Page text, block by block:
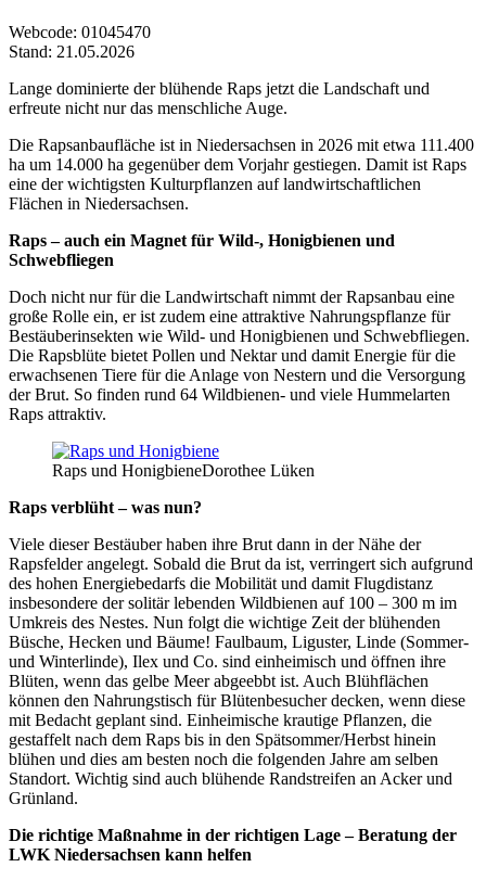
Webcode: 01045470
Stand: 21.05.2026
Lange dominierte der blühende Raps jetzt die Landschaft und
erfreute nicht nur das menschliche Auge.
Die Rapsanbaufläche ist in Niedersachsen in 2026 mit etwa 111.400
ha um 14.000 ha gegenüber dem Vorjahr gestiegen. Damit ist Raps
eine der wichtigsten Kulturpflanzen auf landwirtschaftlichen
Flächen in Niedersachsen.
Raps – auch ein Magnet für Wild-, Honigbienen und
Schwebfliegen
Doch nicht nur für die Landwirtschaft nimmt der Rapsanbau eine
große Rolle ein, er ist zudem eine attraktive Nahrungspflanze für
Bestäuberinsekten wie Wild- und Honigbienen und Schwebfliegen.
Die Rapsblüte bietet Pollen und Nektar und damit Energie für die
erwachsenen Tiere für die Anlage von Nestern und die Versorgung
der Brut. So finden rund 64 Wildbienen- und viele Hummelarten
Raps attraktiv.
Raps und HonigbieneDorothee Lüken
Raps verblüht – was nun?
Viele dieser Bestäuber haben ihre Brut dann in der Nähe der
Rapsfelder angelegt. Sobald die Brut da ist, verringert sich aufgrund
des hohen Energiebedarfs die Mobilität und damit Flugdistanz
insbesondere der solitär lebenden Wildbienen auf 100 – 300 m im
Umkreis des Nestes. Nun folgt die wichtige Zeit der blühenden
Büsche, Hecken und Bäume! Faulbaum, Liguster, Linde (Sommer-
und Winterlinde), Ilex und Co. sind einheimisch und öffnen ihre
Blüten, wenn das gelbe Meer abgeebbt ist. Auch Blühflächen
können den Nahrungstisch für Blütenbesucher decken, wenn diese
mit Bedacht geplant sind. Einheimische krautige Pflanzen, die
gestaffelt nach dem Raps bis in den Spätsommer/Herbst hinein
blühen und dies am besten noch die folgenden Jahre am selben
Standort. Wichtig sind auch blühende Randstreifen an Acker und
Grünland.
Die richtige Maßnahme in der richtigen Lage – Beratung der
LWK Niedersachsen kann helfen